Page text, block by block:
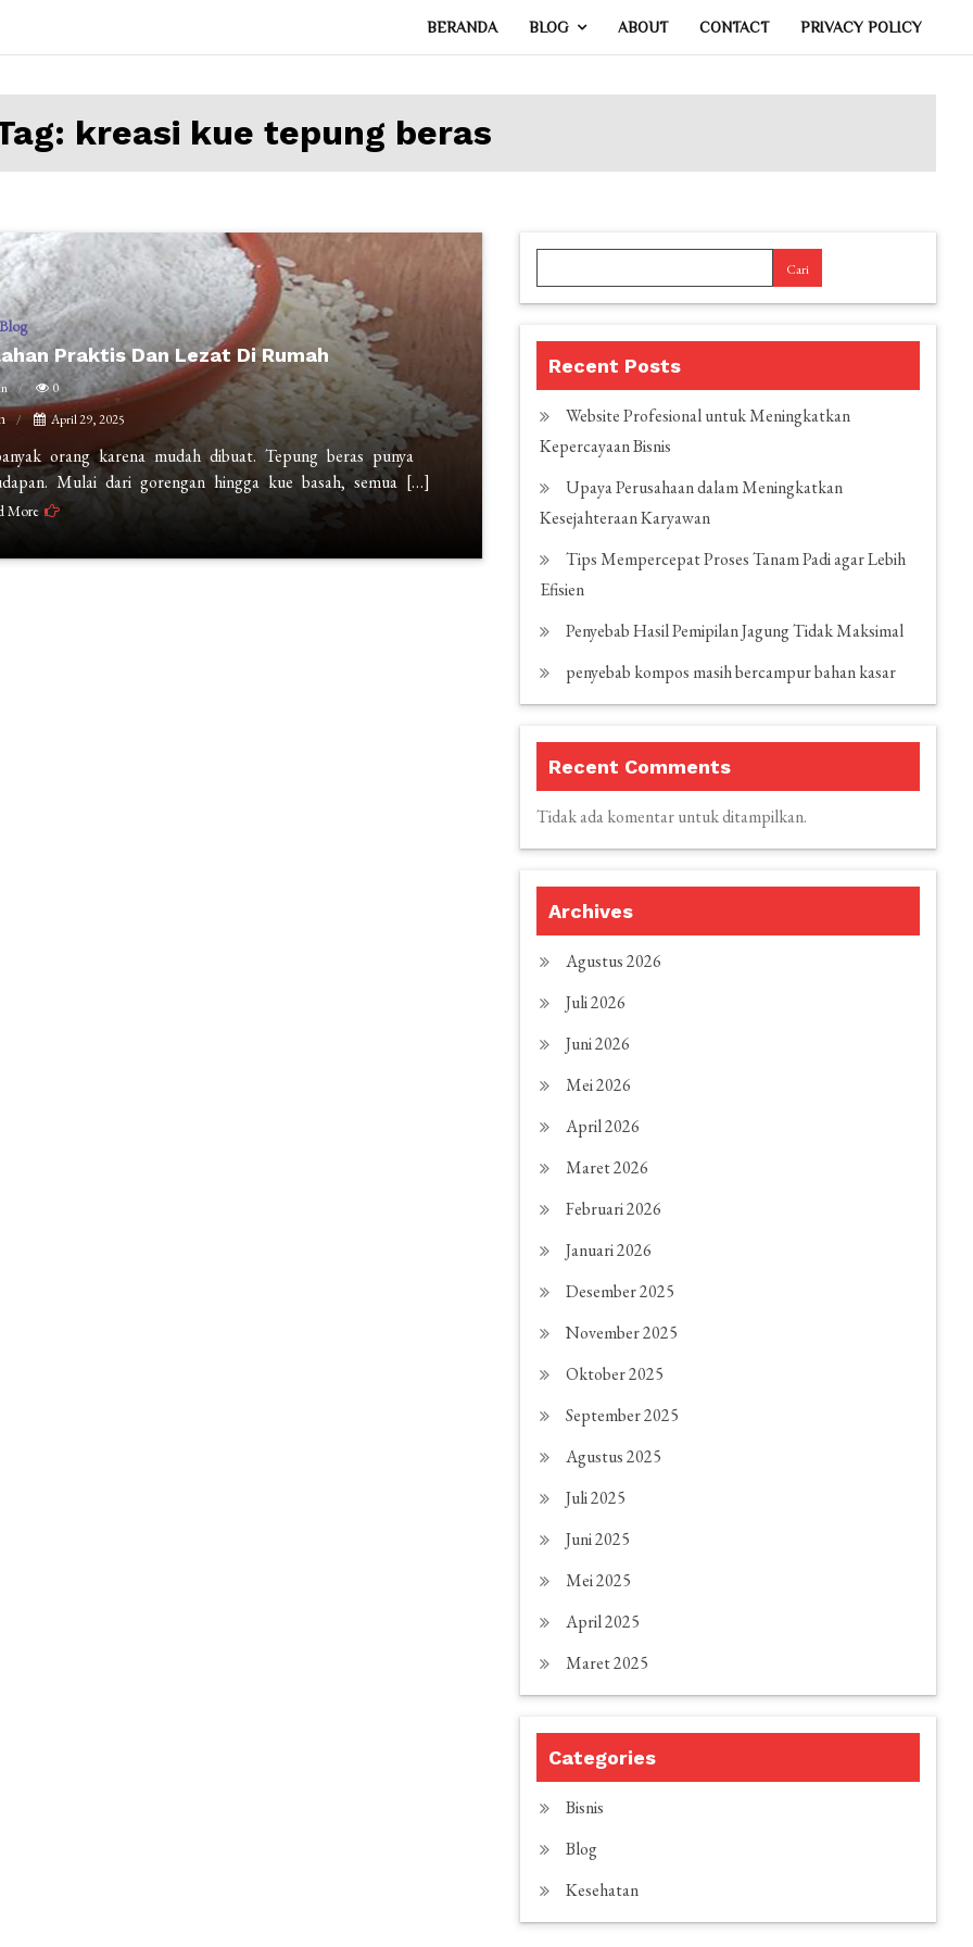
BERANDA BLOG ABOUT CONTACT PRIVACY POLICY
kreasi kue tepung beras
Blog
Praktis Dan Lezat Di Rumah
0
April 29, 2025
orang karena mudah dibuat. Tepung beras punya
Mulai dari gorengan hingga kue basah, semua […]
More
Cari
Recent Posts
Website Profesional untuk Meningkatkan
Kepercayaan Bisnis
Upaya Perusahaan dalam Meningkatkan
Kesejahteraan Karyawan
Tips Mempercepat Proses Tanam Padi agar Lebih
Efisien
Penyebab Hasil Pemipilan Jagung Tidak Maksimal
penyebab kompos masih bercampur bahan kasar
Recent Comments
Tidak ada komentar untuk ditampilkan.
Archives
Agustus 2026
Juli 2026
Juni 2026
Mei 2026
April 2026
Maret 2026
Februari 2026
Januari 2026
Desember 2025
November 2025
Oktober 2025
September 2025
Agustus 2025
Juli 2025
Juni 2025
Mei 2025
April 2025
Maret 2025
Categories
Bisnis
Blog
Kesehatan